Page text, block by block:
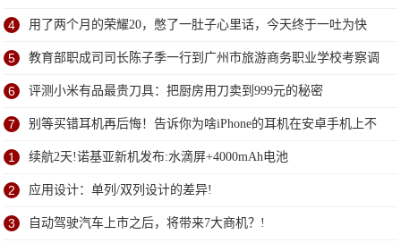
4 用了两个月的荣耀20，憋了一肚子心里话，今天终于一吐为快
5 教育部职成司司长陈子季一行到广州市旅游商务职业学校考察调
研
6 评测小米有品最贵刀具：把厨房用刀卖到999元的秘密
7 别等买错耳机再后悔！告诉你为啥iPhone的耳机在安卓手机上不
能用
1 续航2天!诺基亚新机发布:水滴屏+4000mAh电池
2 应用设计：单列/双列设计的差异!
3 自动驾驶汽车上市之后，将带来7大商机？!